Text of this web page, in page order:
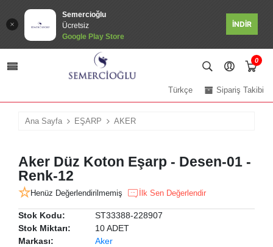
Semercioğlu
Ücretsiz
Google Play Store
İNDİR
0
Sipariş Takibi
Türkçe
Ana Sayfa EŞARP AKER
Aker Düz Koton Eşarp - Desen-01 -
Renk-12
Henüz Değerlendirilmemiş İlk Sen Değerlendir
Stok Kodu:
ST33388-228907
Stok Miktarı:
10 ADET
Markası:
Aker